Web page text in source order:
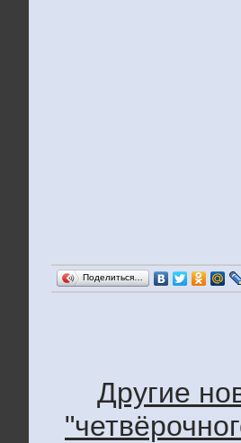
Поделиться…
Другие